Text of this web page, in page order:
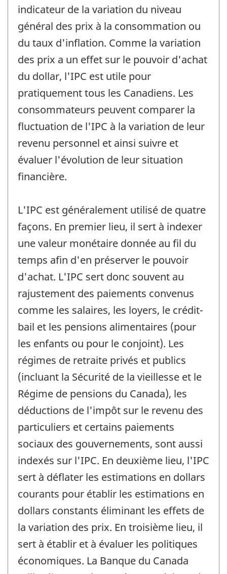
indicateur de la variation du niveau
général des prix à la consommation ou
du taux d'inflation. Comme la variation
des prix a un effet sur le pouvoir d'achat
du dollar, l'IPC est utile pour
pratiquement tous les Canadiens. Les
consommateurs peuvent comparer la
fluctuation de l'IPC à la variation de leur
revenu personnel et ainsi suivre et
évaluer l'évolution de leur situation
financière.
L'IPC est généralement utilisé de quatre
façons. En premier lieu, il sert à indexer
une valeur monétaire donnée au fil du
temps afin d'en préserver le pouvoir
d'achat. L'IPC sert donc souvent au
rajustement des paiements convenus
comme les salaires, les loyers, le crédit-
bail et les pensions alimentaires (pour
les enfants ou pour le conjoint). Les
régimes de retraite privés et publics
(incluant la Sécurité de la vieillesse et le
Régime de pensions du Canada), les
déductions de l'impôt sur le revenu des
particuliers et certains paiements
sociaux des gouvernements, sont aussi
indexés sur l'IPC. En deuxième lieu, l'IPC
sert à déflater les estimations en dollars
courants pour établir les estimations en
dollars constants éliminant les effets de
la variation des prix. En troisième lieu, il
sert à établir et à évaluer les politiques
économiques. La Banque du Canada